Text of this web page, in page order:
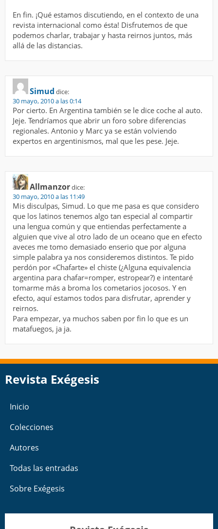
En fin. ¡Qué estamos discutiendo, en el contexto de una
revista internacional como ésta! Disfrutemos de que
podemos charlar, trabajar y hasta reirnos juntos, más
allá de las distancias.
Simud dice:
30 mayo, 2010 a las 0:14
Por cierto. En Argentina también se le dice coche al auto.
Jeje. Tendríamos que abrir un foro sobre diferencias
regionales. Antonio y Marc ya se están volviendo
expertos en argentinismos, mal que les pese. Jeje.
Allmanzordice:
30 mayo, 2010 a las 11:49
Mis disculpas, Simud. Lo que me pasa es que considero
que los latinos tenemos algo tan especial al compartir
una lengua común y que entiendas perfectamente a
alguien que vive al otro lado de un oceano que en efecto
aveces me tomo demasiado enserio que por alguna
simple palabra ya nos consideremos distintos. Te pido
perdón por «Chafarte» el chiste (¿Alguna equivalencia
argentina para chafar=romper, estropear?) e intentaré
tomarme más a broma los cometarios jocosos. Y en
efecto, aquí estamos todos para disfrutar, aprender y
reirnos.
Para empezar, ya muchos saben por fin lo que es un
matafuegos, ja ja.
Revista Exégesis
Inicio
Colecciones
Autores
Todas las entradas
Sobre Exégesis